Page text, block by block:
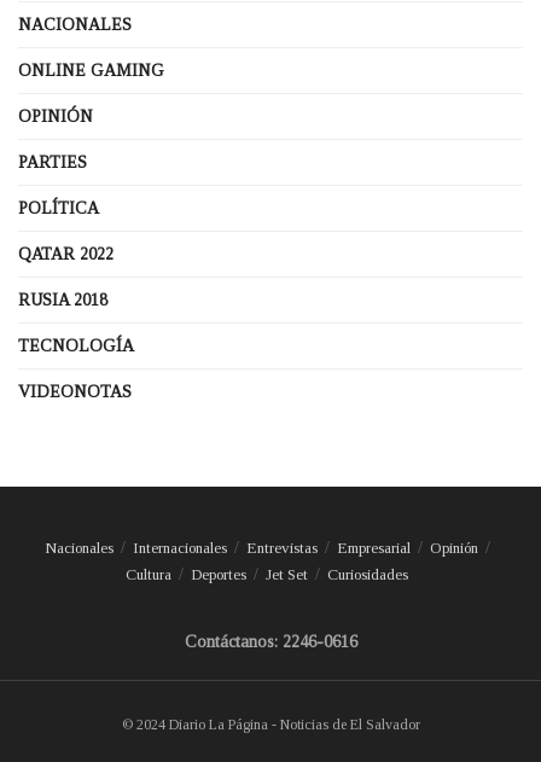
NACIONALES
ONLINE GAMING
OPINIÓN
PARTIES
POLÍTICA
QATAR 2022
RUSIA 2018
TECNOLOGÍA
VIDEONOTAS
Nacionales Internacionales Entrevistas Empresarial
Opinión
Cultura
Deportes Jet Set Curiosidades
Contáctanos: 2246-0616
© 2024 Diario La Página - Noticias de El Salvador